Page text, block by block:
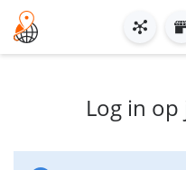
Log in